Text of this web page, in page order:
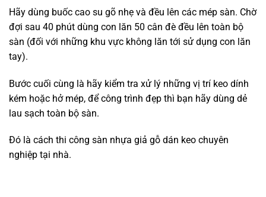
Hãy dùng buốc cao su gõ nhẹ và đều lên các mép sàn. Chờ
đợi sau 40 phút dùng con lăn 50 cân đè đều lên toàn bộ
sàn (đối với những khu vực không lăn tới sử dụng con lăn
tay).
Bước cuối cùng là hãy kiểm tra xử lý những vị trí keo dính
kém hoặc hở mép, để công trình đẹp thì bạn hãy dùng dẻ
lau sạch toàn bộ sàn.
Đó là cách thi công sàn nhựa giả gỗ dán keo chuyên
nghiệp tại nhà.